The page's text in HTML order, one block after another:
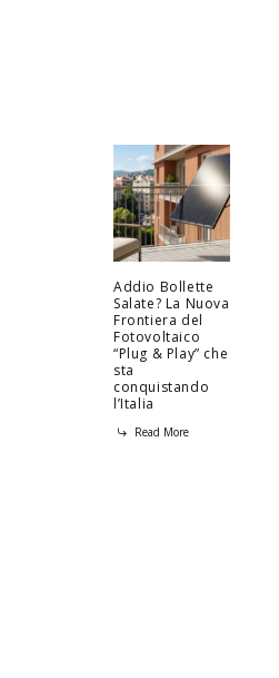
Addio Bollette
Salate? La Nuova
Frontiera del
Fotovoltaico
“Plug & Play” che
sta
conquistando
l’Italia
Read More